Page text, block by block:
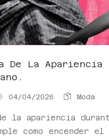
De La Apariencia
04/04/2026 Moda
la apariencia
como